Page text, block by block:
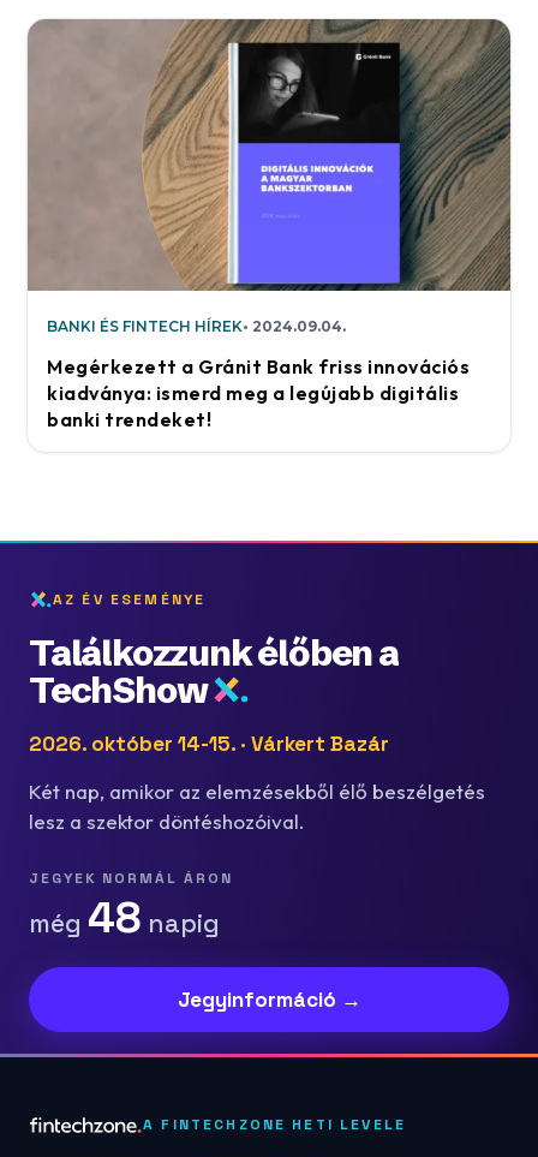
BANKI ÉS FINTECH HÍREK 2024.09.04.
Megérkezett a Gránit Bank friss innovációs
kiadványa: ismerd meg a legújabb digitális
banki trendeket!
AZ ÉV ESEMÉNYE
Találkozzunk élőben a
TechShow
2026. október 14-15. · Várkert Bazár
Két nap, amikor az elemzésekből élő beszélgetés
lesz a szektor döntéshozóival.
JEGYEK NORMÁL ÁRON
még 48 napig
Jegyinformáció →
A FINTECHZONE HETI LEVELE